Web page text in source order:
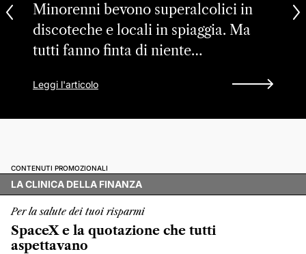
Minorenni bevono superalcolici in
discoteche e locali in spiaggia. Ma
tutti fanno finta di niente…
Leggi l'articolo
CONTENUTI PROMOZIONALI
LA CLINICA DELLA FINANZA
Per la salute dei tuoi risparmi
SpaceX e la quotazione che tutti
aspettavano